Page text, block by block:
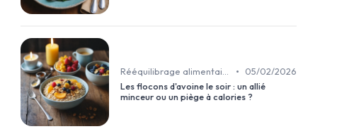
Rééquilibrage alimentaire •
05/02/2026
Les flocons d'avoine le soir : un allié
minceur ou un piège à calories ?